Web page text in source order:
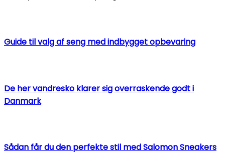
Guide til valg af seng med indbygget opbevaring
De her vandresko klarer sig overraskende godt i
Danmark
Sådan får du den perfekte stil med Salomon Sneakers